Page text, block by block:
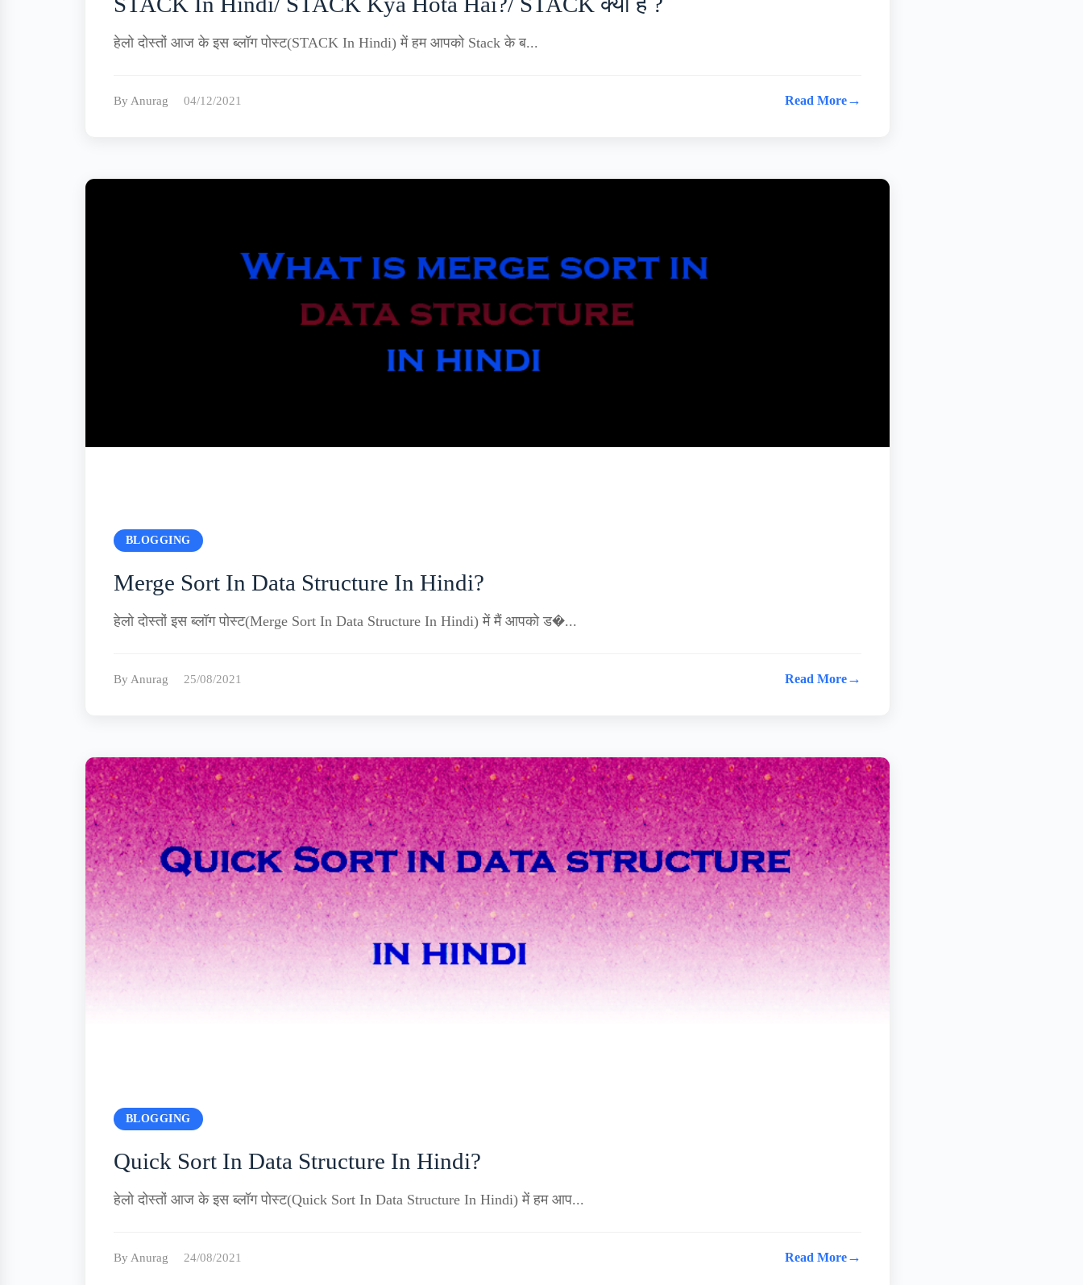
हेलो दोस्तों आज के इस ब्लॉग पोस्ट(STACK In Hindi) में हम आपको Stack के ब...
By Anurag 04/12/2021 Read More→
BLOGGING
Merge Sort In Data Structure In Hindi?
हेलो दोस्तों इस ब्लॉग पोस्ट(Merge Sort In Data Structure In Hindi) में मैं आपको ड�...
By Anurag 25/08/2021 Read More→
BLOGGING
Quick Sort In Data Structure In Hindi?
हेलो दोस्तों आज के इस ब्लॉग पोस्ट(Quick Sort In Data Structure In Hindi) में हम आप...
By Anurag 24/08/2021 Read More→